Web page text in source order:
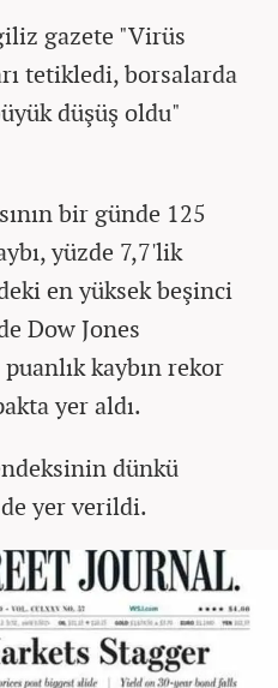
gazete "Virüs
tetikledi, borsalarda
düşüş oldu"
bir günde 125
yüzde 7,7'lik
en yüksek beşinci
Dow Jones
kaybın rekor
yer aldı.
dünkü
yer verildi.